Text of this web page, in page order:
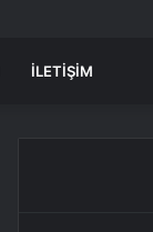
İLETIŞIM